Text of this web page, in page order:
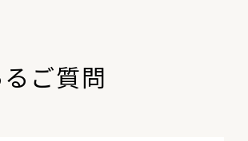
ご質問